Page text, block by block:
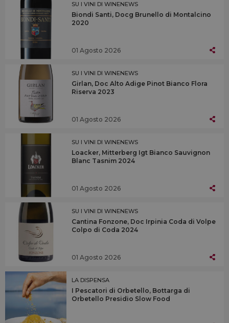
SU I VINI DI WINENEWS
Biondi Santi, Docg Brunello di Montalcino
2020
01 Agosto 2026
SU I VINI DI WINENEWS
Girlan, Doc Alto Adige Pinot Bianco Flora
Riserva 2023
01 Agosto 2026
SU I VINI DI WINENEWS
Loacker, Mitterberg Igt Bianco Sauvignon
Blanc Tasnim 2024
01 Agosto 2026
SU I VINI DI WINENEWS
Cantina Fonzone, Doc Irpinia Coda di Volpe
Colpo di Coda 2024
01 Agosto 2026
LA DISPENSA
I Pescatori di Orbetello, Bottarga di
Orbetello Presidio Slow Food